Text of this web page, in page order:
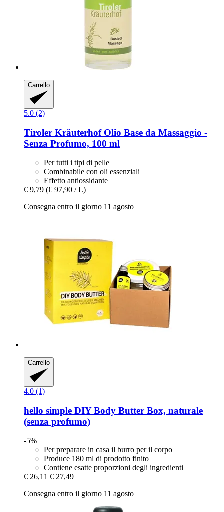
Carrello
5.0 (2)
Tiroler KräuterhofOlio Base da Massaggio -​
Senza Profumo, 100 ml
Per tutti i tipi di pelle
Combinabile con oli essenziali
Effetto antiossidante
€ 9,79 (€ 97,90 / L)
Consegna entro il giorno 11 agosto
Carrello
4.0 (1)
hello simple DIY Body Butter Box, naturale
(senza profumo)
-5%
Per preparare in casa il burro per il corpo
Produce 180 ml di prodotto finito
Contiene esatte proporzioni degli ingredienti
€ 26,11 € 27,49
Consegna entro il giorno 11 agosto